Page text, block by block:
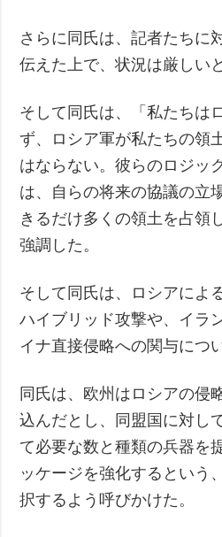
さらに同氏は、記者たちに
伝えた上で、状況は厳しい
そして同氏は、「私たちは
ず、ロシア軍が私たちの領
はならない。彼らのロジッ
は、自らの将来の協議の立
きるだけ多くの領土を占領
強調した。
そして同氏は、ロシアによ
ハイブリッド攻撃や、イラ
イナ直接侵略への関与につ
同氏は、欧州はロシアの侵
込んだとし、同盟国に対し
て必要な数と種類の兵器を
ッケージを強化するという
択するよう呼びかけた。